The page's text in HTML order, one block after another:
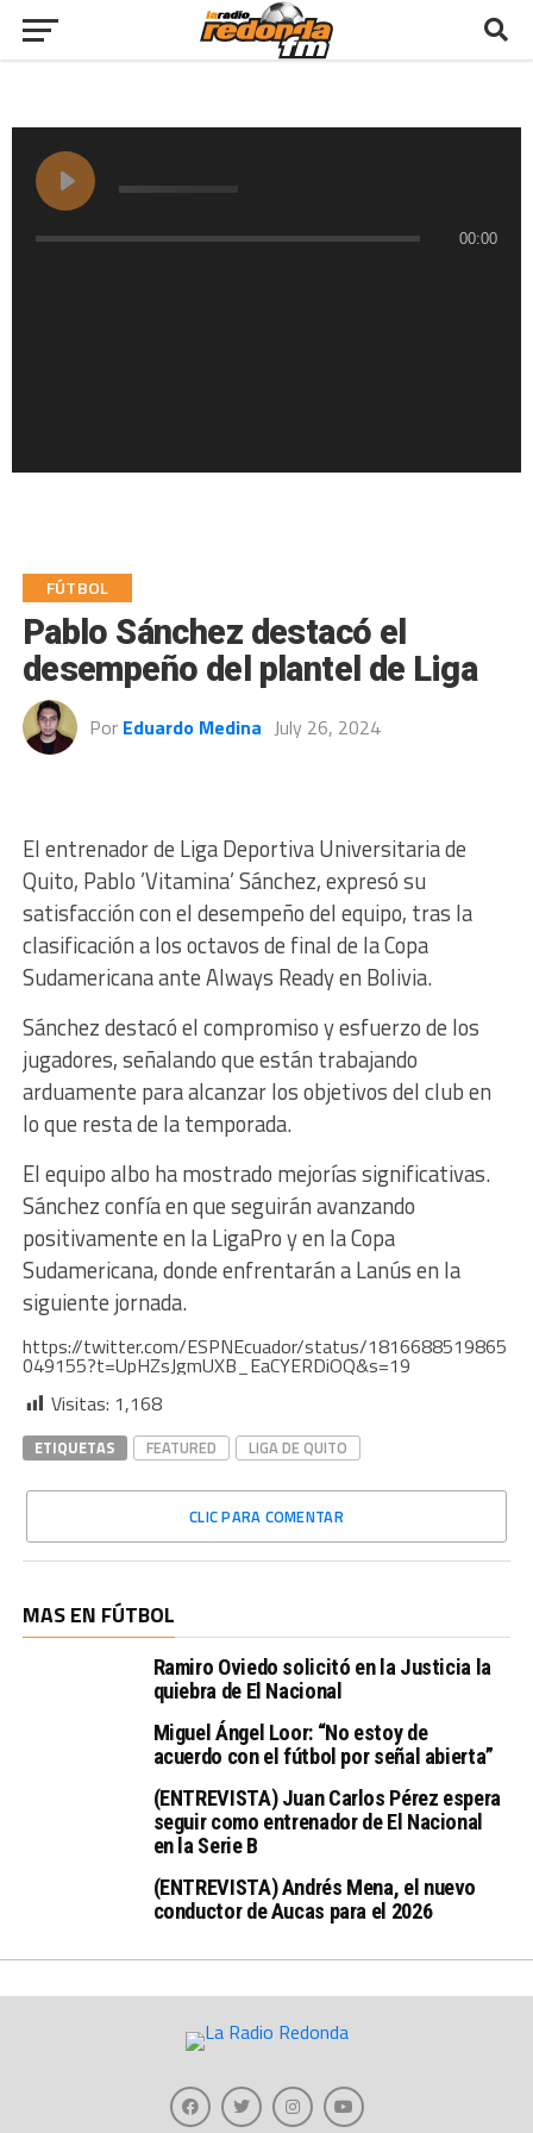
00:00
FÚTBOL
Pablo Sánchez destacó el
desempeño del plantel de Liga
Por Eduardo Medina July 26, 2024
El entrenador de Liga Deportiva Universitaria de
Quito, Pablo ’Vitamina’ Sánchez, expresó su
satisfacción con el desempeño del equipo, tras la
clasificación a los octavos de final de la Copa
Sudamericana ante Always Ready en Bolivia.
Sánchez destacó el compromiso y esfuerzo de los
jugadores, señalando que están trabajando
arduamente para alcanzar los objetivos del club en
lo que resta de la temporada.
El equipo albo ha mostrado mejorías significativas.
Sánchez confía en que seguirán avanzando
positivamente en la LigaPro y en la Copa
Sudamericana, donde enfrentarán a Lanús en la
siguiente jornada.
https://twitter.com/ESPNEcuador/status/1816688519865
049155?t=UpHZsJgmUXB_EaCYERDiOQ&s=19
Visitas: 1,168
ETIQUETAS FEATURED LIGA DE QUITO
CLIC PARA COMENTAR
MAS EN FÚTBOL
Ramiro Oviedo solicitó en la Justicia la
quiebra de El Nacional
Miguel Ángel Loor: “No estoy de
acuerdo con el fútbol por señal abierta”
(ENTREVISTA) Juan Carlos Pérez espera
seguir como entrenador de El Nacional
en la Serie B
(ENTREVISTA) Andrés Mena, el nuevo
conductor de Aucas para el 2026